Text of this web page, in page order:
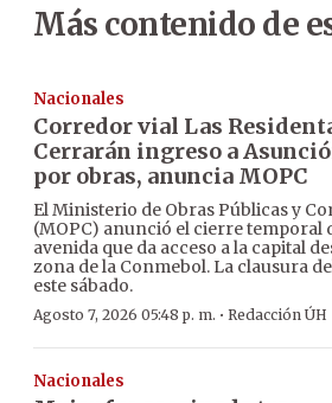
Más contenido de
Nacionales
Corredor vial Las
Cerrarán ingreso a
por obras, anuncia MOPC
El Ministerio de Obras Públicas y
(MOPC) anunció el cierre temporal
avenida que da acceso a la capital
zona de la Conmebol. La clausura
este sábado.
Agosto 7, 2026 05:48 p. m. · Redacción ÚH
Nacionales